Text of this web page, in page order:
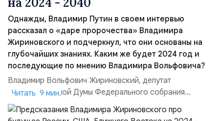
Однажды, Владимир Путин в своем интервью
рассказал о «даре пророчества» Владимира
Жириновского и подчеркнул, что они основаны на
глубочайших знаниях. Каким же будет 2024 год и
последующие по мнению Владимира Вольфовича?
Владимир Вольфович Жириновский, депутат
Государственной Думы Федерального собрания
Российской Федерации восьми созывов,
руководитель фракции ЛДПР в Государственной думе
Читать 9 мин.